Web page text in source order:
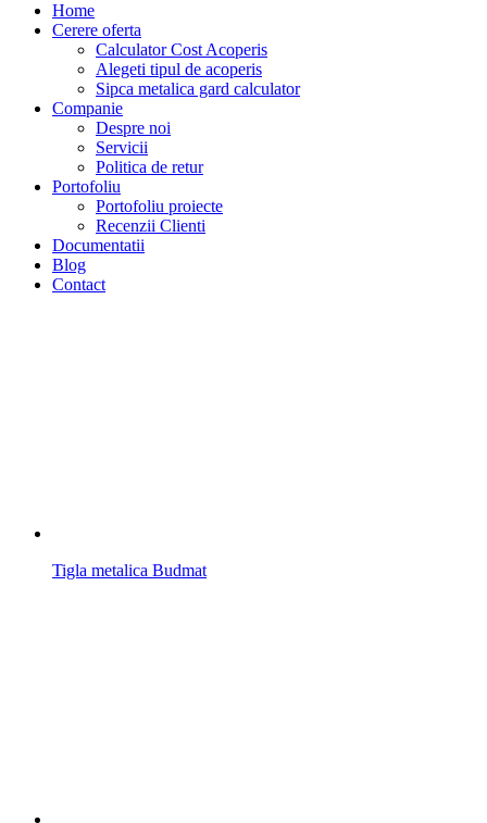
Home
Cerere oferta
Calculator Cost Acoperis
Alegeti tipul de acoperis
Sipca metalica gard calculator
Companie
Despre noi
Servicii
Politica de retur
Portofoliu
Portofoliu proiecte
Recenzii Clienti
Documentatii
Blog
Contact
Tigla metalica Budmat